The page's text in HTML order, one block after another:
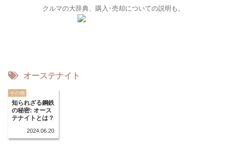
クルマの大辞典、購入･売却についての説明も。
オーステナイト
その他
知られざる鋼鉄
の秘密: オース
テナイトとは？
2024.06.20